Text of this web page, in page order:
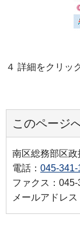
４ 詳細をクリッ
このページ
南区総務部区政
電話： 045-341-
ファクス：
メールアドレス